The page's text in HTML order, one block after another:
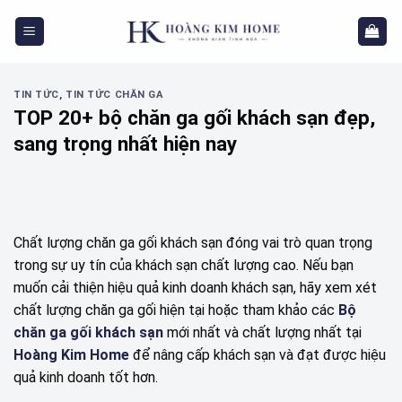
TIN TỨC, TIN TỨC CHĂN GA
TOP 20+ bộ chăn ga gối khách sạn đẹp,
sang trọng nhất hiện nay
Chất lượng chăn ga gối khách sạn đóng vai trò quan trọng
trong sự uy tín của khách sạn chất lượng cao. Nếu bạn
muốn cải thiện hiệu quả kinh doanh khách sạn, hãy xem xét
chất lượng chăn ga gối hiện tại hoặc tham khảo các Bộ
chăn ga gối khách sạn mới nhất và chất lượng nhất tại
Hoàng Kim Home để nâng cấp khách sạn và đạt được hiệu
quả kinh doanh tốt hơn.